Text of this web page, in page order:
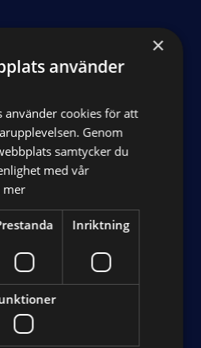
×
använder
använder cookies för att
Genom
samtycker du
med vår
mer
Inriktning